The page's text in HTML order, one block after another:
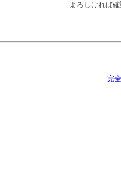
よろしければ
完